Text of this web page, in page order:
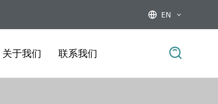
 EN 
关于我们 联系我们 